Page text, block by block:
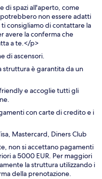
di spazi all'aperto, come
non essere adatti
consigliamo di contattare la
avere la conferma che
a te.</p>
di ascensori.
struttura è garantita da un
e accoglie tutti gli
con carte di credito e i
Mastercard, Diners Club
non si accettano pagamenti
a 5000 EUR. Per maggiori
la struttura utilizzando i
della prenotazione.